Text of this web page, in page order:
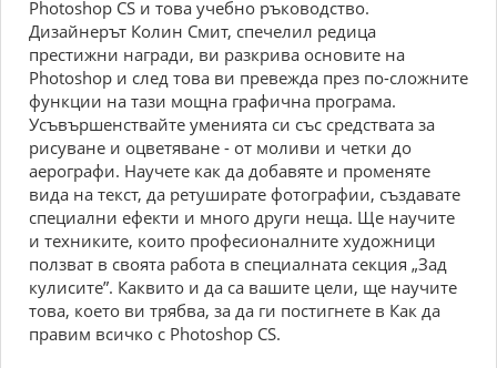
Photoshop CS и това учебно ръководство.
Дизайнерът Колин Смит, спечелил редица
престижни награди, ви разкрива основите на
Photoshop и след това ви превежда през по-сложните
функции на тази мощна графична програма.
Усъвършенствайте уменията си със средствата за
рисуване и оцветяване - от моливи и четки до
аерографи. Научете как да добавяте и променяте
вида на текст, да ретуширате фотографии, създавате
специални ефекти и много други неща. Ще научите
и техниките, които професионалните художници
ползват в своята работа в специалната секция „Зад
кулисите”. Каквито и да са вашите цели, ще научите
това, което ви трябва, за да ги постигнете в Как да
правим всичко с Photoshop CS.